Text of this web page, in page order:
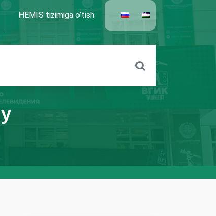
HEMIS tizimiga o’tish